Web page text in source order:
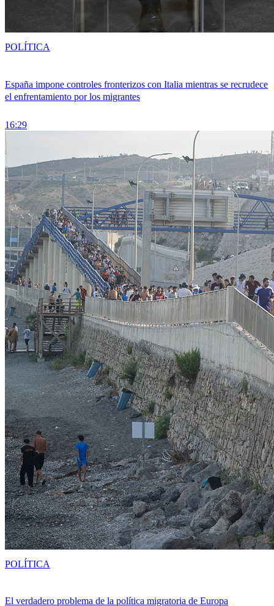
España impone controles fronterizos con Italia mientras se recrudece
el enfrentamiento por los migrantes
16:29
POLÍTICA
El verdadero problema de la política migratoria de Europa
POLÍTICA